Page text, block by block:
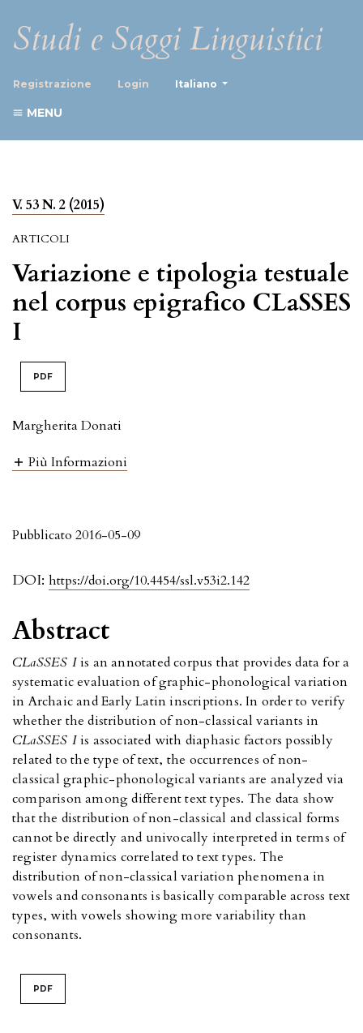
Studi e Saggi Linguistici
Registrazione Login Italiano
MENU
V. 53 N. 2 (2015)
ARTICOLI
Variazione e tipologia testuale
nel corpus epigrafico CLaSSES
I
PDF
Margherita Donati
Più Informazioni
DOI: https://doi.org/10.4454/ssl.v53i2.142
Pubblicato 2016-05-09
Abstract
CLaSSES Iis an annotated corpus that provides data for a
systematic evaluation of graphic-phonological variation
in Archaic and Early Latin inscriptions. In order to verify
whether the distribution of non-classical variants in
CLaSSES Iis associated with diaphasic factors possibly
related to the type of text, the occurrences of non-
classical graphic-phonological variants are analyzed via
comparison among different text types. The data show
that the distribution of non-classical and classical forms
cannot be directly and univocally interpreted in terms of
register dynamics correlated to text types. The
distribution of non-classical variation phenomena in
vowels and consonants is basically comparable across text
types, with vowels showing more variability than
consonants.
PDF